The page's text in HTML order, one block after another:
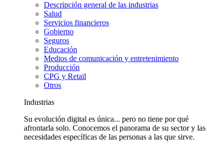
Descripción general de las industrias
Salud
Servicios financieros
Gobierno
Seguros
Educación
Medios de comunicación y entretenimiento
Producción
CPG y Retail
Otros
Industrias
Su evolución digital es única... pero no tiene por qué
afrontarla solo. Conocemos el panorama de su sector y las
necesidades específicas de las personas a las que sirve.